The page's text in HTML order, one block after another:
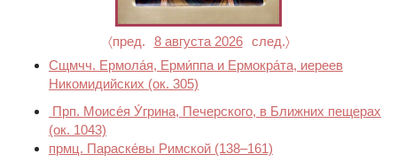
〈пред. 8 августа 2026
след.〉
Сщмчч. Ермола́я, Ерми́ппа и Ермокра́та, иереев
Никомидийских (ок. 305)
Прп. Моисе́я У́грина, Печерского, в Ближних пещерах
(ок. 1043)
прмц. Параске́вы Римской (138–161)